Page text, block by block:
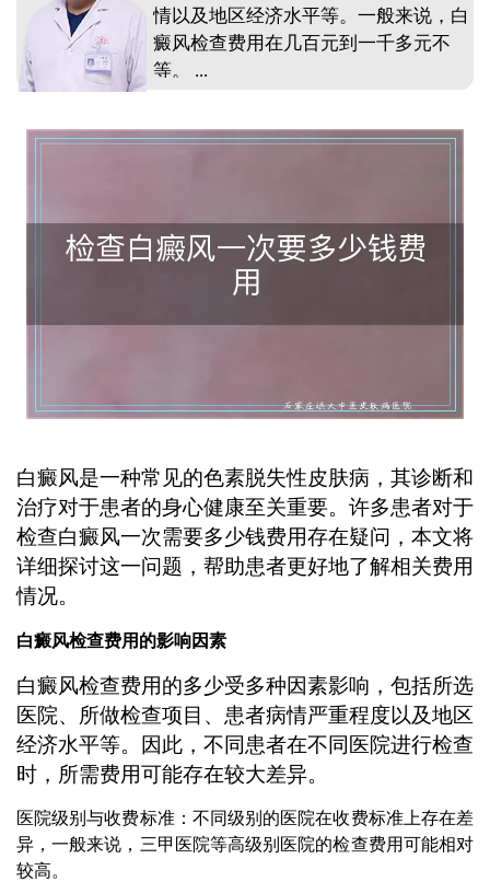
情以及地区经济水平等。一般来说，白
癜风检查费用在几百元到一千多元不
等。 ...
白癜风是一种常见的色素脱失性皮肤病，其诊断和
治疗对于患者的身心健康至关重要。许多患者对于
检查白癜风一次需要多少钱费用存在疑问，本文将
详细探讨这一问题，帮助患者更好地了解相关费用
情况。
白癜风检查费用的影响因素
白癜风检查费用的多少受多种因素影响，包括所选
医院、所做检查项目、患者病情严重程度以及地区
经济水平等。因此，不同患者在不同医院进行检查
时，所需费用可能存在较大差异。
医院级别与收费标准：不同级别的医院在收费标准上存在差
异，一般来说，三甲医院等高级别医院的检查费用可能相对
较高。